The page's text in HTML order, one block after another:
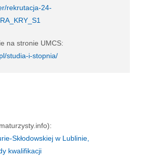
rekrutacja-24-
na stronie UMCS:
studia-i-stopnia/
Skłodowskiej w Lublinie,
kwalifikacji